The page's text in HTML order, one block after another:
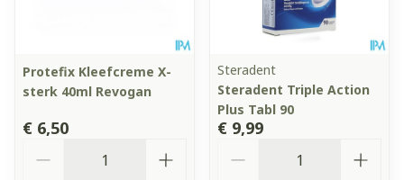
Protefix Kleefcreme X-
sterk 40ml Revogan
€ 6,50
Steradent
Steradent Triple Action
Plus Tabl 90
€ 9,99